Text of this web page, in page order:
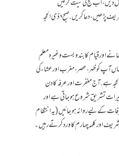
دیں، اب حج کی نیت کرلیں
اورتین(۳) دفعہ تھوڑی بلند آواز میں تلبیہ پڑھیں. درود شریف پڑھیں، دعا کریں. صبح ۸ ذی الحجہ
اور قیام کا بندوبست وغیرہ معلم
آپ کو ظہر، عصر، مغرب اور عشاء کی
اور رات منیٰ میں ہی گزارنی ہے،صبح ۹ ذی الحجہ ہے. آج مغفرت اور عرفہ کا دن
تشریق شروع ہو جا تی ہے اور
کے لیے روانہ ہوجائیں (یہ انتظام
اور کلمہ چہارم کا ورد کرتے رہیں۔